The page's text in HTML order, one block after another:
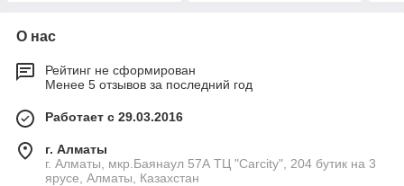
О нас
Рейтинг не сформирован
Менее 5 отзывов за последний год
Работает с 29.03.2016
г. Алматы
г. Алматы, мкр.Баянаул 57А ТЦ "Carcity", 204 бутик на 3
ярусе, Алматы, Казахстан